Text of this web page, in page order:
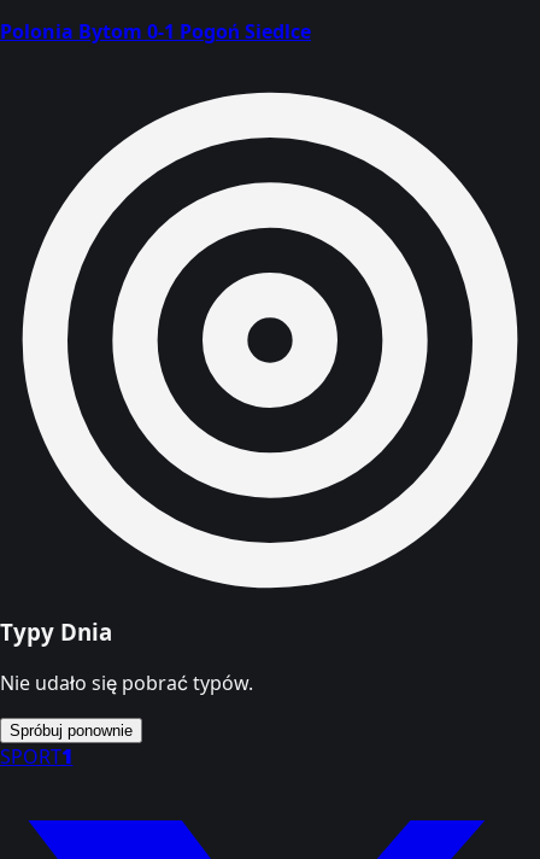
Polonia Bytom 0-1 Pogoń Siedlce
Typy Dnia
Nie udało się pobrać typów.
Spróbuj ponownie
SPORT1